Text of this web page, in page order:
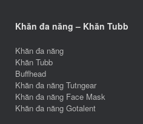
Khăn đa năng – Khăn Tubb
Khăn đa năng
Khăn Tubb
Buffhead
Khăn đa năng Tutngear
Khăn đa năng Face Mask
Khăn đa năng Gotalent